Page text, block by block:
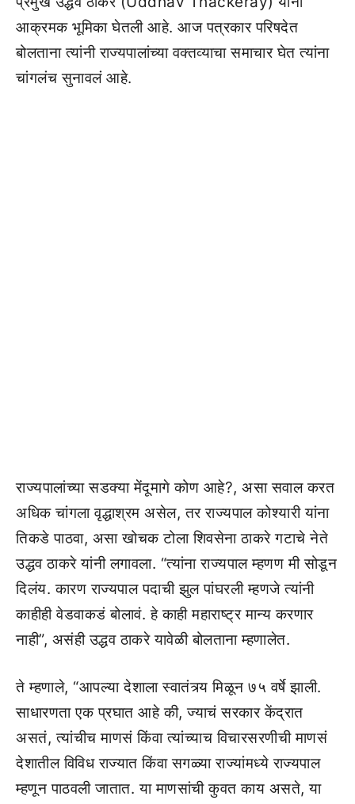
आक्रमक भूमिका घेतली आहे. आज पत्रकार परिषदेत
बोलताना त्यांनी राज्यपालांच्या वक्तव्याचा समाचार घेत त्यांना
चांगलंच सुनावलं आहे.
राज्यपालांच्या सडक्या मेंदूमागे कोण आहे?, असा सवाल करत
अधिक चांगला वृद्धाश्रम असेल, तर राज्यपाल कोश्यारी यांना
तिकडे पाठवा, असा खोचक टोला शिवसेना ठाकरे गटाचे नेते
उद्धव ठाकरे यांनी लगावला. “त्यांना राज्यपाल म्हणण मी सोडून
दिलंय. कारण राज्यपाल पदाची झुल पांघरली म्हणजे त्यांनी
काहीही वेडवाकडं बोलावं. हे काही महाराष्ट्र मान्य करणार
नाही”, असंही उद्धव ठाकरे यावेळी बोलताना म्हणालेत.
ते म्हणाले, “आपल्या देशाला स्वातंत्र्य मिळून ७५ वर्षे झाली.
साधारणता एक प्रघात आहे की, ज्याचं सरकार केंद्रात
असतं, त्यांचीच माणसं किंवा त्यांच्याच विचारसरणीची माणसं
देशातील विविध राज्यात किंवा सगळ्या राज्यांमध्ये राज्यपाल
म्हणून पाठवली जातात. या माणसांची कुवत काय असते, या